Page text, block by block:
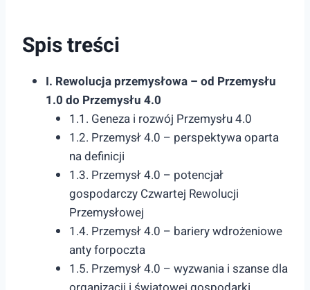
Spis treści
I. Rewolucja przemysłowa – od Przemysłu
1.0 do Przemysłu 4.0
1.1. Geneza i rozwój Przemysłu 4.0
1.2. Przemysł 4.0 – perspektywa oparta
na definicji
1.3. Przemysł 4.0 – potencjał
gospodarczy Czwartej Rewolucji
Przemysłowej
1.4. Przemysł 4.0 – bariery wdrożeniowe
anty forpoczta
1.5. Przemysł 4.0 – wyzwania i szanse dla